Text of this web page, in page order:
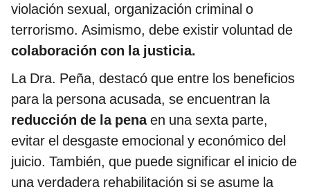
violación sexual, organización criminal o
terrorismo. Asimismo, debe existir voluntad de
colaboración con la justicia.
La Dra. Peña, destacó que entre los beneficios
para la persona acusada, se encuentran la
reducción de la penaen una sexta parte,
evitar el desgaste emocional y económico del
juicio. También, que puede significar el inicio de
una verdadera rehabilitación si se asume la